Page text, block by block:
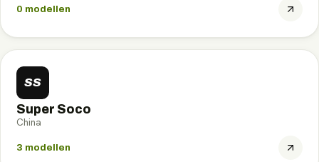
0 modellen
SS
Super Soco
China
3 modellen